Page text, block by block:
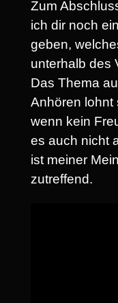
Zum
ich dir noch
geben,
unterhalb des
Das Thema
Anhören lohnt
wenn kein
es auch nicht
ist meiner
zutreffend.